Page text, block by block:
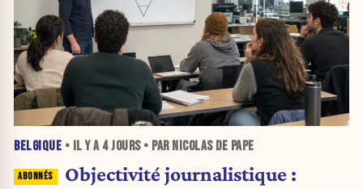
BELGIQUE • IL Y A 4 JOURS• PAR NICOLAS DE PAPE
Objectivité journalistique :